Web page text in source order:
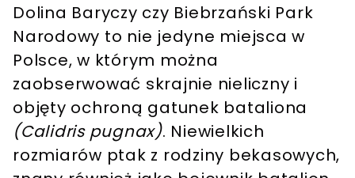
Dolina Baryczy czy Biebrzański Park
Narodowy to nie jedyne miejsca w
Polsce, w którym można
zaobserwować skrajnie nieliczny i
objęty ochroną gatunek bataliona
(Calidris pugnax). Niewielkich
rozmiarów ptak z rodziny bekasowych,